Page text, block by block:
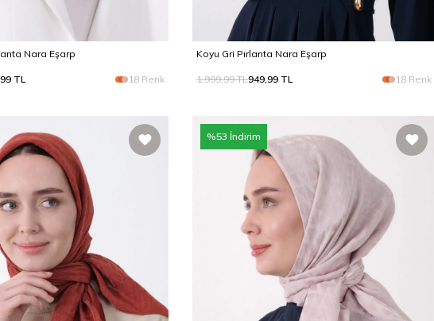
Nara Eşarp
TL 18 Renk
Koyu Gri Pırlanta Nara Eşarp
1.999,99TL949,99 TL 18 Renk
%53 İndirim